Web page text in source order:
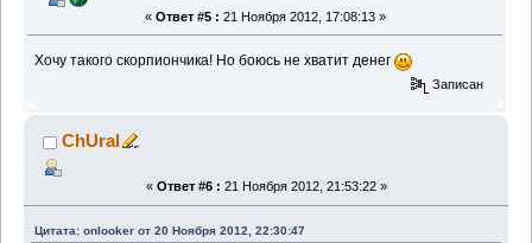
« Ответ #5 : 21 Ноября 2012, 17:08:13 »
Хочу такого скорпиончика! Но боюсь не хватит денег
Записан
ChUral
« Ответ #6 : 21 Ноября 2012, 21:53:22 »
Цитата: onlooker от 20 Ноября 2012, 22:30:47